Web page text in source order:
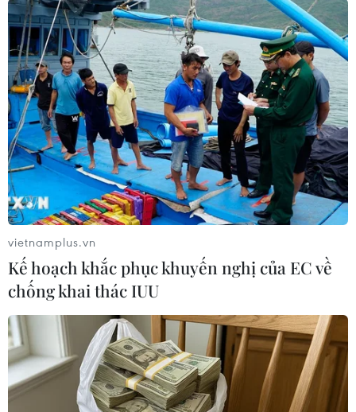
#sân bay
#quy hoạch 2 cảng hàng không quốc tế
#quy hoạch Thủ đô
TP. Hà Nội
Theo dõi VietnamPlus
vietnamplus.vn
Kế hoạch khắc phục khuyến nghị của EC về
chống khai thác IUU